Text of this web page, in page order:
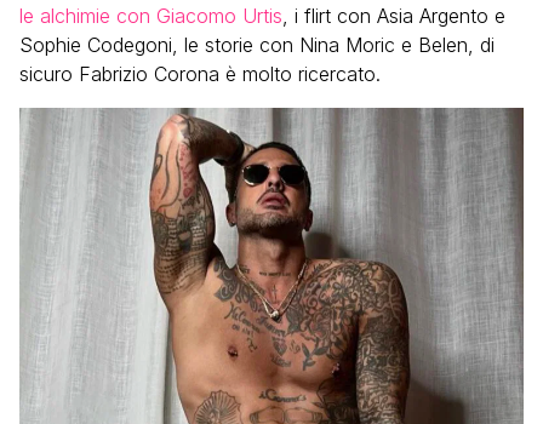
le alchimie con Giacomo Urtis, i flirt con Asia Argento e
Sophie Codegoni, le storie con Nina Moric e Belen, di
sicuro Fabrizio Corona è molto ricercato.